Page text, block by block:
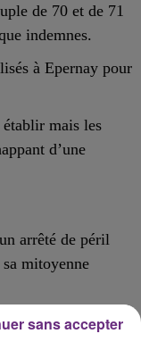
de 70 et de 71
indemnes.
à Epernay pour
établir mais les
d’une
arrêté de péril
mitoyenne
sans accepter